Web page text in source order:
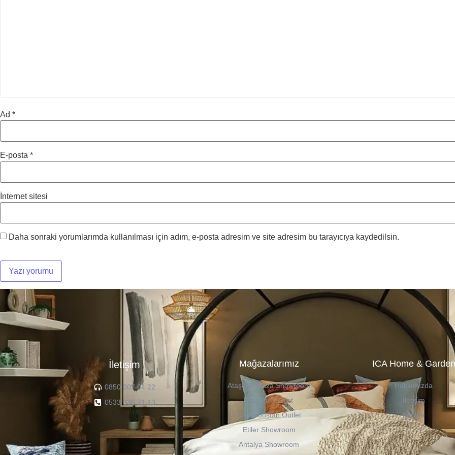
Ad *
E-posta *
İnternet sitesi
Daha sonraki yorumlarımda kullanılması için adım, e-posta adresim ve site adresim bu tarayıcıya kaydedilsin.
İletişim
0850 307 04 22
0533 336 71 13
Mağazalarımız
Ataşehir Plaza Showroom
Ataşehir Outlet
Caddebostan Outlet
Etiler Showroom
Antalya Showroom
ICA Home & Garden
Hakkımızda
İletişim
Kariyer